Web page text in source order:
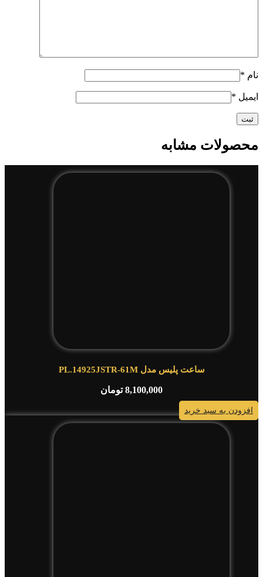
نام *
ایمیل *
محصولات مشابه
ساعت پلیس مدل PL.14925JSTR-61M
8,100,000 تومان
افزودن به سبد خرید